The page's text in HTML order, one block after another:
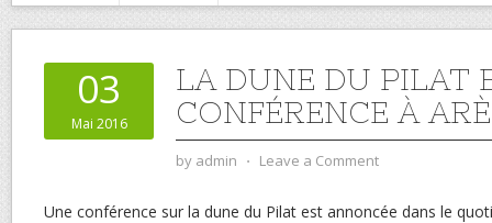
03
Mai 2016
LA DUNE DU PILAT
CONFÉRENCE À
by admin ⋅ Leave a Comment
Une conférence sur la dune du Pilat est annoncée dans le